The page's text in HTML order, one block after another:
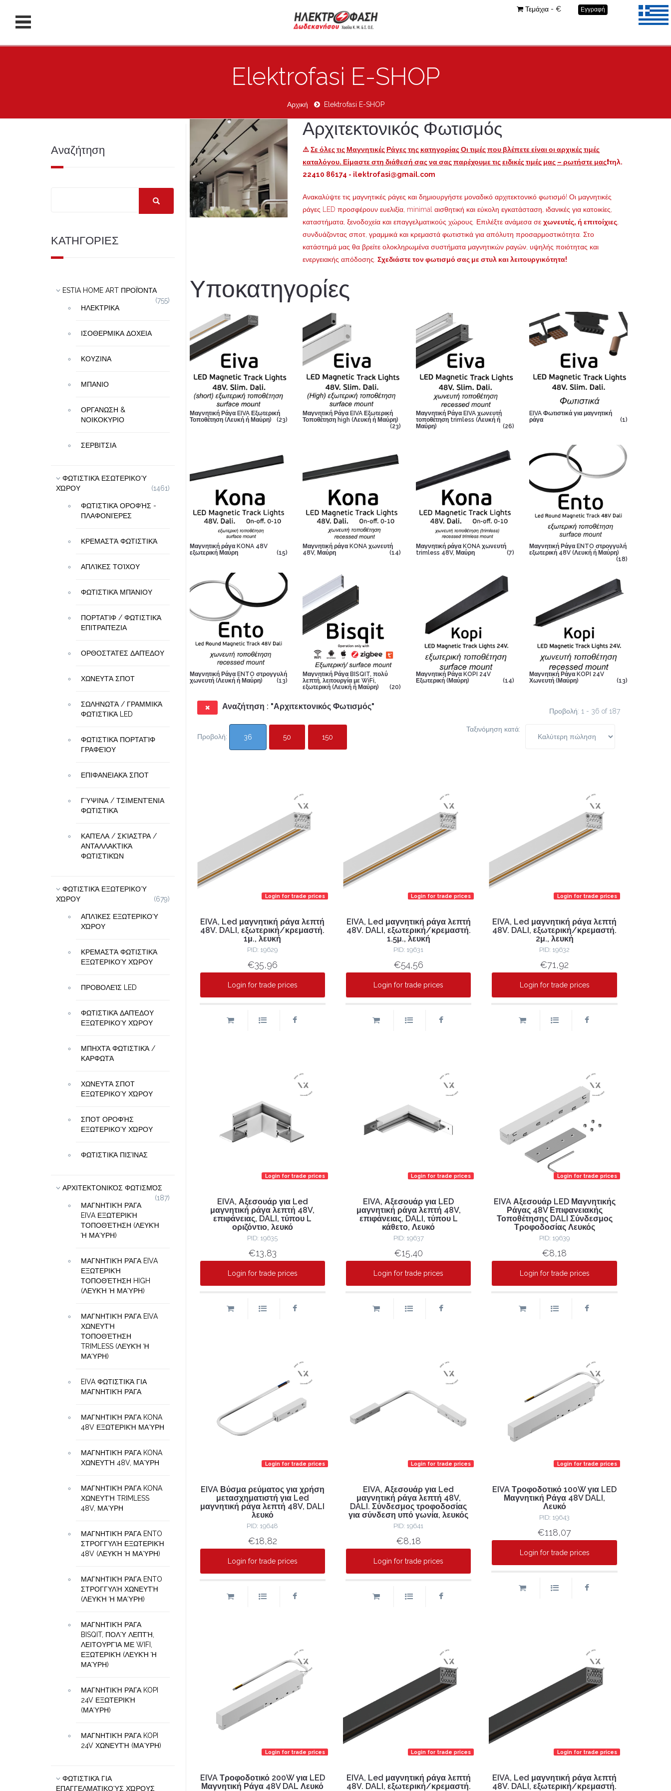
Εγγραφή
Τεμάχια - €
Elektrofasi E-SHOP
Αρχική Elektrofasi E-SHOP
Αρχιτεκτονικός Φωτισμός
⚠️Σε όλες τις Μαγνητικές Ράγες της κατηγορίας Οι τιμές που βλέπετε είναι οι αρχικές τιμές
καταλόγου. Είμαστε στη διάθεσή σας να σας παρέχουμε τις ειδικές τιμές μας – ρωτήστε μας❗τηλ.
22410 86174 - ilektrofasi@gmail.com
Ανακαλύψτε τις μαγνητικές ράγες και δημιουργήστε μοναδικό αρχιτεκτονικό φωτισμό! Οι μαγνητικές
ράγες LED προσφέρουν ευελιξία, minimal αισθητική και εύκολη εγκατάσταση, ιδανικές για κατοικίες,
καταστήματα, ξενοδοχεία και επαγγελματικούς χώρους. Επιλέξτε ανάμεσα σεχωνευτές, ή επιτοίχιες,
συνδυάζοντας σποτ, γραμμικά και κρεμαστά φωτιστικά για απόλυτη προσαρμοστικότητα. Στο
κατάστημά μας θα βρείτε ολοκληρωμένα συστήματα μαγνητικών ραγών, υψηλής ποιότητας και
ενεργειακής απόδοσης.Σχεδιάστε τον φωτισμό σας με στυλ και λειτουργικότητα!
Υποκατηγορίες
Μαγνητική Ράγα EIVA Εξωτερική
Τοποθέτηση (Λευκή ή Μαύρη)
(23)
Μαγνητική Ράγα EIVA Εξωτερική
Τοποθέτηση high (Λευκή ή Μαύρη)
(23)
Μαγνητική Ράγα EIVA χωνευτή
τοποθέτηση trimless (Λευκή ή
Μαύρη)
(26)
EIVA Φωτιστικά για μαγνητική
ράγα
(1)
Μαγνητική ράγα KONA 48V
εξωτερική Μαύρη
(15)
Μαγνητική ράγα KONA χωνευτή
48V, Μαύρη
(14)
Μαγνητική ράγα KONA χωνευτή
trimless 48V, Μαύρη
(7)
Μαγνητική Ράγα ENTO στρογγυλή
εξωτερική 48V (Λευκή ή Μαύρη)
(18)
Μαγνητική Ράγα ENTO στρογγυλή
χωνευτή (Λευκή ή Μαύρη)
(13)
Μαγνητική Ράγα BISQIT, πολύ
λεπτή, λειτουργία με WiFi,
εξωτερική (Λευκή ή Μαύρη)
(20)
Μαγνητική Ράγα KOPI 24V
Εξωτερική (Μαύρη)
(14)
Μαγνητική Ράγα KOPI 24V
Χωνευτή (Μαύρη)
(13)
Αναζήτηση : "Αρχιτεκτονικός Φωτισμός" Προβολή: 1 - 36 of 187
Προβολή: 36 50 150
Ταξινόμηση κατά:
Login for trade prices
EIVA, Led μαγνητική ράγα λεπτή
48V. DALI, εξωτερική/κρεμαστή.
1μ., λευκή
PID: 19629
€35,96
Login for trade prices
Login for trade prices
EIVA, Led μαγνητική ράγα λεπτή
48V. DALI, εξωτερική/κρεμαστή.
1.5μ., λευκή
PID: 19631
€54,56
Login for trade prices
Login for trade prices
EIVA, Led μαγνητική ράγα λεπτή
48V. DALI, εξωτερική/κρεμαστή.
2μ., λευκή
PID: 19632
€71,92
Login for trade prices
Login for trade prices
EIVA, Αξεσουάρ για Led
μαγνητική ράγα λεπτή 48V,
επιφάνειας, DALI, τύπου L
οριζόντιο, λευκό
PID: 19635
€13,83
Login for trade prices
Login for trade prices
EIVA, Αξεσουάρ για LED
μαγνητική ράγα λεπτή 48V,
επιφάνειας, DALI, τύπου L
κάθετο, Λευκό
PID: 19637
€15,40
Login for trade prices
Login for trade prices
EIVA Αξεσουάρ LED Μαγνητικής
Ράγας 48V Επιφανειακής
Τοποθέτησης DALI Σύνδεσμος
Τροφοδοσίας Λευκός
PID: 19639
€8,18
Login for trade prices
Login for trade prices
EIVA Βύσμα ρεύματος για χρήση
μετασχηματιστή για Led
μαγνητική ράγα λεπτή 48V, DALI
λευκό
PID: 19648
€18,82
Login for trade prices
Login for trade prices
EIVA, Αξεσουάρ για Led
μαγνητική ράγα λεπτή 48V,
DALI. Σύνδεσμος τροφοδοσίας
για σύνδεση υπό γωνία, λευκός
PID: 19641
€8,18
Login for trade prices
Login for trade prices
EIVA Τροφοδοτικό 100W για LED
Μαγνητική Ράγα 48V DALI,
Λευκό
PID: 19643
€118,07
Login for trade prices
Login for trade prices
EIVA Τροφοδοτικό 200W για LED
Μαγνητική Ράγα 48V DAL Λευκό
Login for trade prices
EIVA, Led μαγνητική ράγα λεπτή
48V. DALI, εξωτερική/κρεμαστή.
Login for trade prices
EIVA, Led μαγνητική ράγα λεπτή
48V. DALI, εξωτερική/κρεμαστή.
Αναζήτηση
ΚΑΤΗΓΟΡΙΕΣ
ESTIA HOME ART ΠΡΟΪΌΝΤΑ
(755)
ΗΛΕΚΤΡΙΚΑ
ΙΣΟΘΕΡΜΙΚΑ ΔΟΧΕΙΑ
ΚΟΥΖΙΝΑ
ΜΠΑΝΙΟ
ΟΡΓΑΝΩΣΗ &
ΝΟΙΚΟΚΥΡΙΟ
ΣΕΡΒΙΤΣΙΑ
ΦΩΤΙΣΤΙΚΆ ΕΣΩΤΕΡΙΚΟΎ
ΧΏΡΟΥ
(1461)
ΦΩΤΙΣΤΙΚΆ ΟΡΟΦΉΣ -
ΠΛΑΦΟΝΙΈΡΕΣ
ΚΡΕΜΑΣΤΆ ΦΩΤΙΣΤΙΚΆ
ΑΠΛΊΚΕΣ ΤΟΊΧΟΥ
ΦΩΤΙΣΤΙΚΆ ΜΠΆΝΙΟΥ
ΠΟΡΤΑΤΊΦ / ΦΩΤΙΣΤΙΚΆ
ΕΠΙΤΡΑΠΈΖΙΑ
ΟΡΘΟΣΤΆΤΕΣ ΔΑΠΈΔΟΥ
ΧΩΝΕΥΤΆ ΣΠΟΤ
ΣΩΛΗΝΩΤΆ / ΓΡΑΜΜΙΚΆ
ΦΩΤΙΣΤΙΚΆ LED
ΦΩΤΙΣΤΙΚΆ ΠΟΡΤΑΤΊΦ
ΓΡΑΦΕΊΟΥ
ΕΠΙΦΑΝΕΙΑΚΆ ΣΠΟΤ
ΓΎΨΙΝΑ / ΤΣΙΜΕΝΤΈΝΙΑ
ΦΩΤΙΣΤΙΚΆ
ΚΑΠΈΛΑ / ΣΚΊΑΣΤΡΑ /
ΑΝΤΑΛΛΑΚΤΙΚΆ
ΦΩΤΙΣΤΙΚΏΝ
ΦΩΤΙΣΤΙΚΆ ΕΞΩΤΕΡΙΚΟΎ
ΧΏΡΟΥ
(679)
ΑΠΛΊΚΕΣ ΕΞΩΤΕΡΙΚΟΎ
ΧΏΡΟΥ
ΚΡΕΜΑΣΤΆ ΦΩΤΙΣΤΙΚΆ
ΕΞΩΤΕΡΙΚΟΎ ΧΏΡΟΥ
ΠΡΟΒΟΛΕΊΣ LED
ΦΩΤΙΣΤΙΚΆ ΔΑΠΈΔΟΥ
ΕΞΩΤΕΡΙΚΟΎ ΧΏΡΟΥ
ΜΠΗΧΤΆ ΦΩΤΙΣΤΙΚΆ /
ΚΑΡΦΩΤΆ
ΧΩΝΕΥΤΆ ΣΠΟΤ
ΕΞΩΤΕΡΙΚΟΎ ΧΏΡΟΥ
ΣΠΟΤ ΟΡΟΦΉΣ
ΕΞΩΤΕΡΙΚΟΎ ΧΏΡΟΥ
ΦΩΤΙΣΤΙΚΆ ΠΙΣΊΝΑΣ
ΑΡΧΙΤΕΚΤΟΝΙΚΌΣ ΦΩΤΙΣΜΌΣ
(187)
ΜΑΓΝΗΤΙΚΉ ΡΆΓΑ
EIVA ΕΞΩΤΕΡΙΚΉ
ΤΟΠΟΘΈΤΗΣΗ (ΛΕΥΚΉ
Ή ΜΑΎΡΗ)
ΜΑΓΝΗΤΙΚΉ ΡΆΓΑ EIVA
ΕΞΩΤΕΡΙΚΉ
ΤΟΠΟΘΈΤΗΣΗ HIGH
(ΛΕΥΚΉ Ή ΜΑΎΡΗ)
ΜΑΓΝΗΤΙΚΉ ΡΆΓΑ EIVA
ΧΩΝΕΥΤΉ
ΤΟΠΟΘΈΤΗΣΗ
TRIMLESS (ΛΕΥΚΉ Ή
ΜΑΎΡΗ)
EIVA ΦΩΤΙΣΤΙΚΆ ΓΙΑ
ΜΑΓΝΗΤΙΚΉ ΡΆΓΑ
ΜΑΓΝΗΤΙΚΉ ΡΆΓΑ KONA
48V ΕΞΩΤΕΡΙΚΉ ΜΑΎΡΗ
ΜΑΓΝΗΤΙΚΉ ΡΆΓΑ KONA
ΧΩΝΕΥΤΉ 48V, ΜΑΎΡΗ
ΜΑΓΝΗΤΙΚΉ ΡΆΓΑ KONA
ΧΩΝΕΥΤΉ TRIMLESS
48V, ΜΑΎΡΗ
ΜΑΓΝΗΤΙΚΉ ΡΆΓΑ ENTO
ΣΤΡΟΓΓΥΛΉ ΕΞΩΤΕΡΙΚΉ
48V (ΛΕΥΚΉ Ή ΜΑΎΡΗ)
ΜΑΓΝΗΤΙΚΉ ΡΆΓΑ ENTO
ΣΤΡΟΓΓΥΛΉ ΧΩΝΕΥΤΉ
(ΛΕΥΚΉ Ή ΜΑΎΡΗ)
ΜΑΓΝΗΤΙΚΉ ΡΆΓΑ
BISQIT, ΠΟΛΎ ΛΕΠΤΉ,
ΛΕΙΤΟΥΡΓΊΑ ΜΕ WIFI,
ΕΞΩΤΕΡΙΚΉ (ΛΕΥΚΉ Ή
ΜΑΎΡΗ)
ΜΑΓΝΗΤΙΚΉ ΡΆΓΑ KOPI
24V ΕΞΩΤΕΡΙΚΉ
(ΜΑΎΡΗ)
ΜΑΓΝΗΤΙΚΉ ΡΆΓΑ KOPI
24V ΧΩΝΕΥΤΉ (ΜΑΎΡΗ)
ΦΩΤΙΣΤΙΚΆ ΓΙΑ
ΕΠΑΓΓΕΛΜΑΤΙΚΟΎΣ ΧΏΡΟΥΣ